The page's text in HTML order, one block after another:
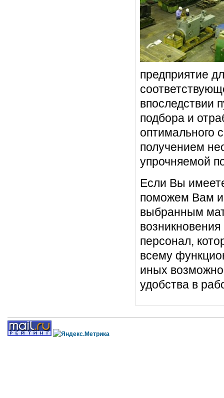
предприятие
впоследствии
подбора и
оптимального
получением
упрочняемой
Если Вы
поможем Вам
выбранным
персонал,
всему
иных
удобства в